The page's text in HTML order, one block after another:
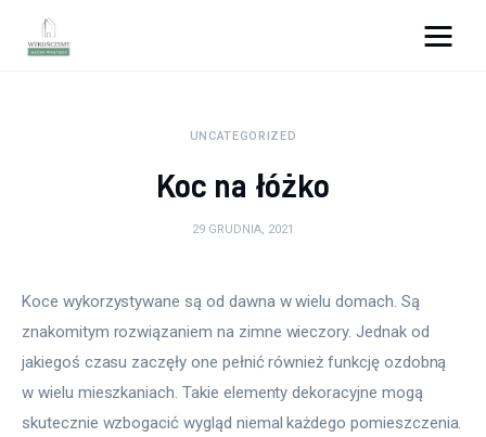
Porady wnętrzarskie
Łazienka
Salon
Sypialnia
UNCATEGORIZED
Koc na łóżko
29 GRUDNIA, 2021
Koce wykorzystywane są od dawna w wielu domach. Są
znakomitym rozwiązaniem na zimne wieczory. Jednak od
jakiegoś czasu zaczęły one pełnić również funkcję ozdobną
w wielu mieszkaniach. Takie elementy dekoracyjne mogą
skutecznie wzbogacić wygląd niemal każdego pomieszczenia.